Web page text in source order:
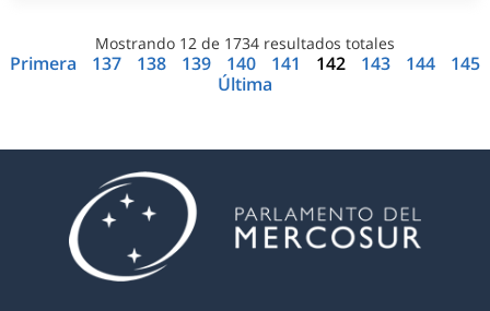
Mostrando 12 de 1734 resultados totales
Primera 137 138 139 140 141 142 143 144
145
Última